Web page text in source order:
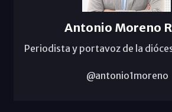
Antonio Moreno
Periodista y portavoz de la
@antonio1moreno